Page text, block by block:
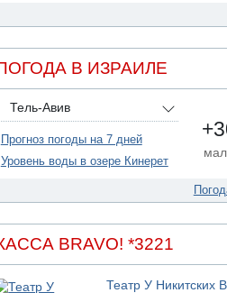
Моджтаба Хаменеи в плохом
Министр обороны ушел с заседания
на свадьбу
Саудовская Аравия опасается
07.08.2026 08:29
Бат-Яме утонул мужчина
07.08.2026 08:29
в школе Таиланда
07.08.2026 06:47
В ИЗРАИЛЕ
Тель-Авив
Прогноз погоды на 7 дней
Уровень воды в озере Кинерет
BRAVO! *3221
Театр У Никитских